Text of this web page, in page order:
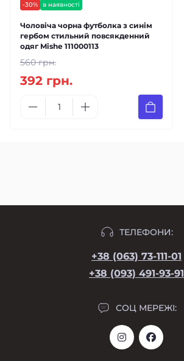
-30% в наявності
Чоловіча чорна футболка з синім
гербом стильний повсякденний
одяг Mishe 111000113
560 грн.
392 грн.
ТЕЛЕФОНИ:
+38 (063) 73-111-01
+38 (093) 491-93-91
СОЦ МЕРЕЖІ: